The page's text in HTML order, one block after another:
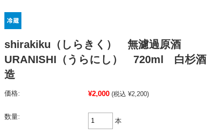
shirakiku（しらきく） 無濾過原酒
URANISHI（うらにし） 720ml 白杉酒
造
価格: ¥2,000 (税込 ¥2,200)
数量:
本